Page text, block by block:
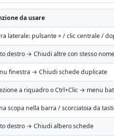
da usare
laterale: pulsante × / clic centrale /
destro → Chiudi altre con stesso
finestra → Chiudi schede duplicate
a riquadro o Ctrl+Clic → menu
scopa nella barra / scorciatoia da
destro → Chiudi albero schede